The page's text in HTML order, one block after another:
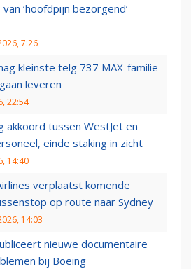
‘hoofdpijn bezorgend’
7:26
kleinste telg 737 MAX-familie
leveren
22:54
akkoord tussen WestJet en
einde staking in zicht
14:40
verplaatst komende
op route naar Sydney
14:03
nieuwe documentaire
bij Boeing